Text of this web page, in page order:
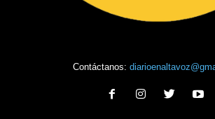
Contáctanos: